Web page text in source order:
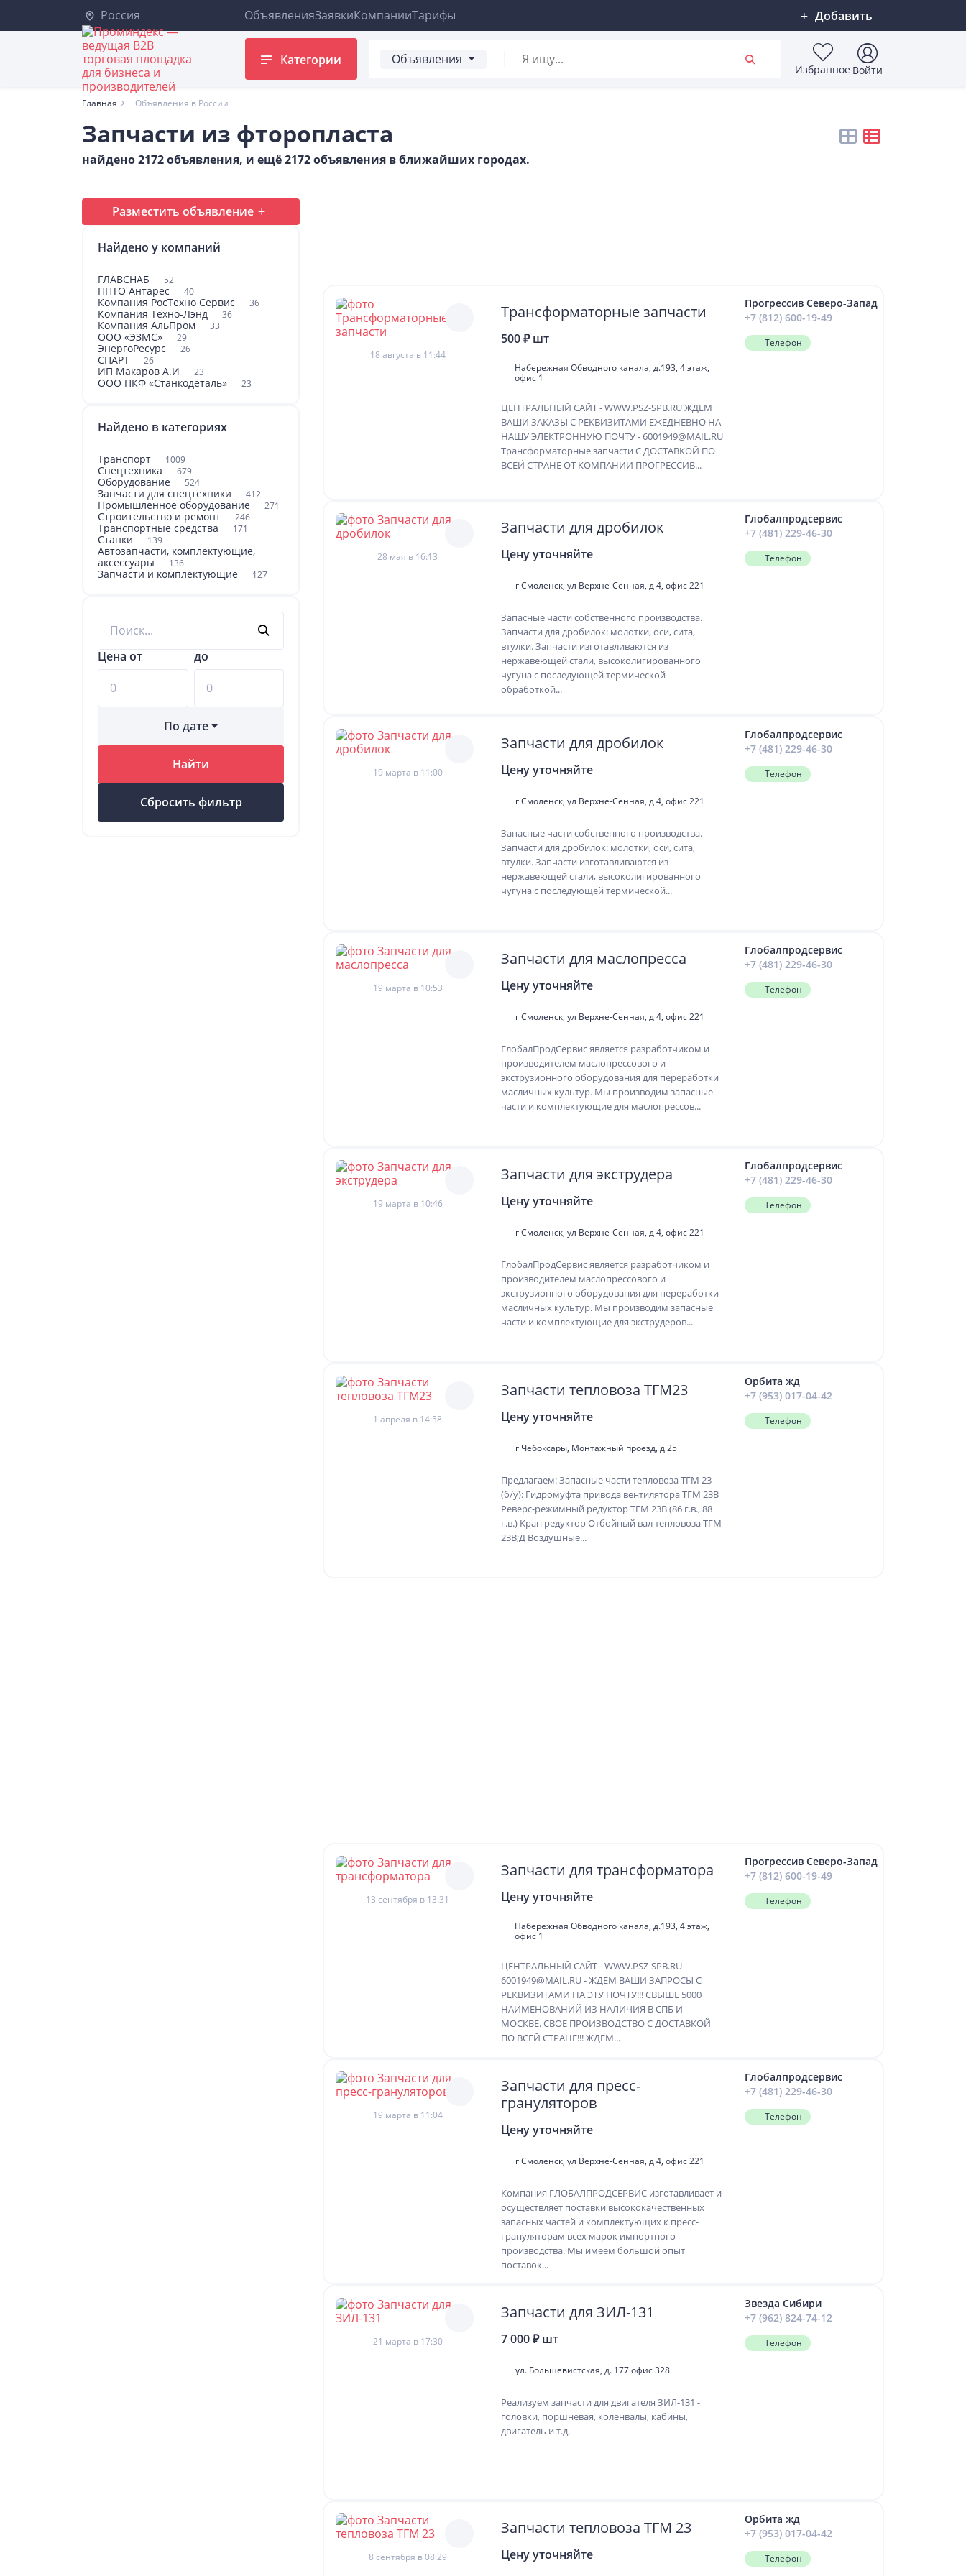
Россия ОбъявленияЗаявкиКомпанииТарифы Добавить
Категории Объявления
Избранное Войти
Главная Объявления в России
Запчасти из фторопласта
найдено 2172 объявления, и ещё 2172 объявления в ближайших городах.
Разместить объявление
Найдено у компаний
ГЛАВСНАБ 52
ППТО Антарес 40
Компания РосТехно Сервис 36
Компания Техно-Лэнд 36
Компания АльПром 33
ООО «ЭЗМС» 29
ЭнергоРесурс 26
СПАРТ 26
ИП Макаров А.И 23
ООО ПКФ «Станкодеталь» 23
Найдено в категориях
Транспорт 1009
Спецтехника 679
Оборудование 524
Запчасти для спецтехники 412
Промышленное оборудование 271
Строительство и ремонт 246
Транспортные средства 171
Станки 139
Автозапчасти, комплектующие,
аксессуары
136
Запчасти и комплектующие 127
Цена от до
По дате
Найти
Сбросить фильтр
18 августа в 11:44
Трансформаторные запчасти
500 ₽ шт
Набережная Обводного канала, д.193, 4 этаж,
офис 1
ЦЕНТРАЛЬНЫЙ САЙТ - WWW.PSZ-SPB.RU ЖДЕМ
ВАШИ ЗАКАЗЫ С РЕКВИЗИТАМИ ЕЖЕДНЕВНО НА
НАШУ ЭЛЕКТРОННУЮ ПОЧТУ - 6001949@MAIL.RU
Трансформаторные запчасти С ДОСТАВКОЙ ПО
ВСЕЙ СТРАНЕ ОТ КОМПАНИИ ПРОГРЕССИВ...
Прогрессив Северо-Запад
+7 (812) 600-19-49
Телефон
28 мая в 16:13
Запчасти для дробилок
Цену уточняйте
г Смоленск, ул Верхне-Сенная, д 4, офис 221
Запасные части собственного производства.
Запчасти для дробилок: молотки, оси, сита,
втулки. Запчасти изготавливаются из
нержавеющей стали, высоколигированного
чугуна с последующей термической
обработкой...
Глобалпродсервис
+7 (481) 229-46-30
Телефон
19 марта в 11:00
Запчасти для дробилок
Цену уточняйте
г Смоленск, ул Верхне-Сенная, д 4, офис 221
Запасные части собственного производства.
Запчасти для дробилок: молотки, оси, сита,
втулки. Запчасти изготавливаются из
нержавеющей стали, высоколигированного
чугуна с последующей термической...
Глобалпродсервис
+7 (481) 229-46-30
Телефон
19 марта в 10:53
Запчасти для маслопресса
Цену уточняйте
г Смоленск, ул Верхне-Сенная, д 4, офис 221
ГлобалПродСервис является разработчиком и
производителем маслопрессового и
экструзионного оборудования для переработки
масличных культур. Мы производим запасные
части и комплектующие для маслопрессов...
Глобалпродсервис
+7 (481) 229-46-30
Телефон
19 марта в 10:46
Запчасти для экструдера
Цену уточняйте
г Смоленск, ул Верхне-Сенная, д 4, офис 221
ГлобалПродСервис является разработчиком и
производителем маслопрессового и
экструзионного оборудования для переработки
масличных культур. Мы производим запасные
части и комплектующие для экструдеров...
Глобалпродсервис
+7 (481) 229-46-30
Телефон
1 апреля в 14:58
Запчасти тепловоза ТГМ23
Цену уточняйте
г Чебоксары, Монтажный проезд, д 25
Предлагаем: Запасные части тепловоза ТГМ 23
(б/у): Гидромуфта привода вентилятора ТГМ 23В
Реверс-режимный редуктор ТГМ 23В (86 г.в., 88
г.в.) Кран редуктор Отбойный вал тепловоза ТГМ
23В;Д Воздушные...
Орбита жд
+7 (953) 017-04-42
Телефон
13 сентября в 13:31
Запчасти для трансформатора
Цену уточняйте
Набережная Обводного канала, д.193, 4 этаж,
офис 1
ЦЕНТРАЛЬНЫЙ САЙТ - WWW.PSZ-SPB.RU
6001949@MAIL.RU - ЖДЕМ ВАШИ ЗАПРОСЫ С
РЕКВИЗИТАМИ НА ЭТУ ПОЧТУ!!! СВЫШЕ 5000
НАИМЕНОВАНИЙ ИЗ НАЛИЧИЯ В СПБ И
МОСКВЕ. СВОЕ ПРОИЗВОДСТВО С ДОСТАВКОЙ
ПО ВСЕЙ СТРАНЕ!!! ЖДЕМ...
Прогрессив Северо-Запад
+7 (812) 600-19-49
Телефон
19 марта в 11:04
Запчасти для пресс-
грануляторов
Цену уточняйте
г Смоленск, ул Верхне-Сенная, д 4, офис 221
Компания ГЛОБАЛПРОДСЕРВИС изготавливает и
осуществляет поставки высококачественных
запасных частей и комплектующих к пресс-
грануляторам всех марок импортного
производства. Мы имеем большой опыт
поставок...
Глобалпродсервис
+7 (481) 229-46-30
Телефон
21 марта в 17:30
Запчасти для ЗИЛ-131
7 000 ₽ шт
ул. Большевистская, д. 177 офис 328
Реализуем запчасти для двигателя ЗИЛ-131 -
головки, поршневая, коленвалы, кабины,
двигатель и т.д.
Звезда Сибири
+7 (962) 824-74-12
Телефон
8 сентября в 08:29
Запчасти тепловоза ТГМ 23
Цену уточняйте
Орбита жд
+7 (953) 017-04-42
Телефон